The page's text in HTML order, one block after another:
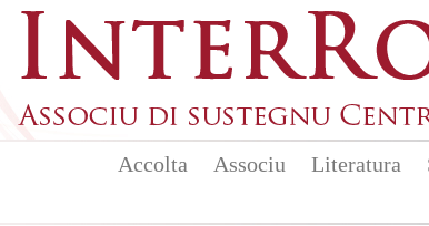
Accolta Associu Literatura